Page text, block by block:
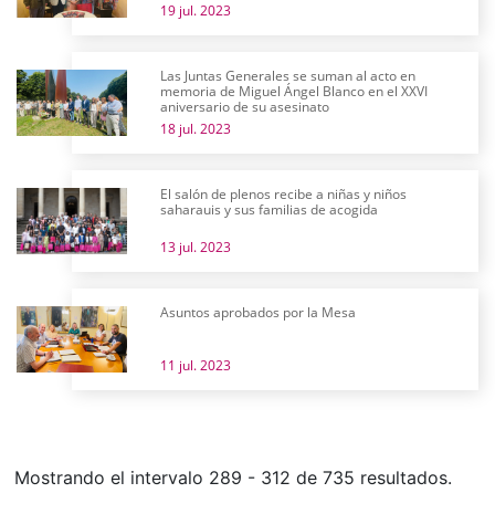
19 jul. 2023
Las Juntas Generales se suman al acto en
memoria de Miguel Ángel Blanco en el XXVI
aniversario de su asesinato
18 jul. 2023
El salón de plenos recibe a niñas y niños
saharauis y sus familias de acogida
13 jul. 2023
Asuntos aprobados por la Mesa
11 jul. 2023
Mostrando el intervalo 289 - 312 de 735 resultados.